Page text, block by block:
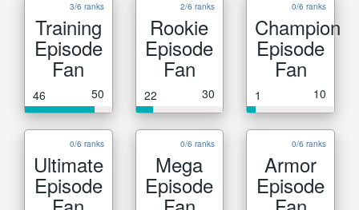
3/6 ranks
Training
Episode
Fan
46 50
2/6 ranks
Rookie
Episode
Fan
22 30
0/6 ranks
Champion
Episode
Fan
1 10
0/6 ranks
Ultimate
Episode
0/6 ranks
Mega
Episode
0/6 ranks
Armor
Episode